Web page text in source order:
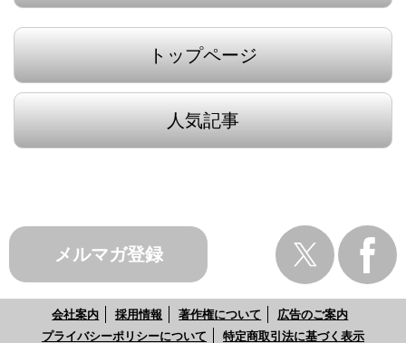
トップページ
人気記事
メルマガ登録
会社案内 採用情報 著作権について
広告のご案内
プライバシーポリシーについて
特定商取引法に基づく表示